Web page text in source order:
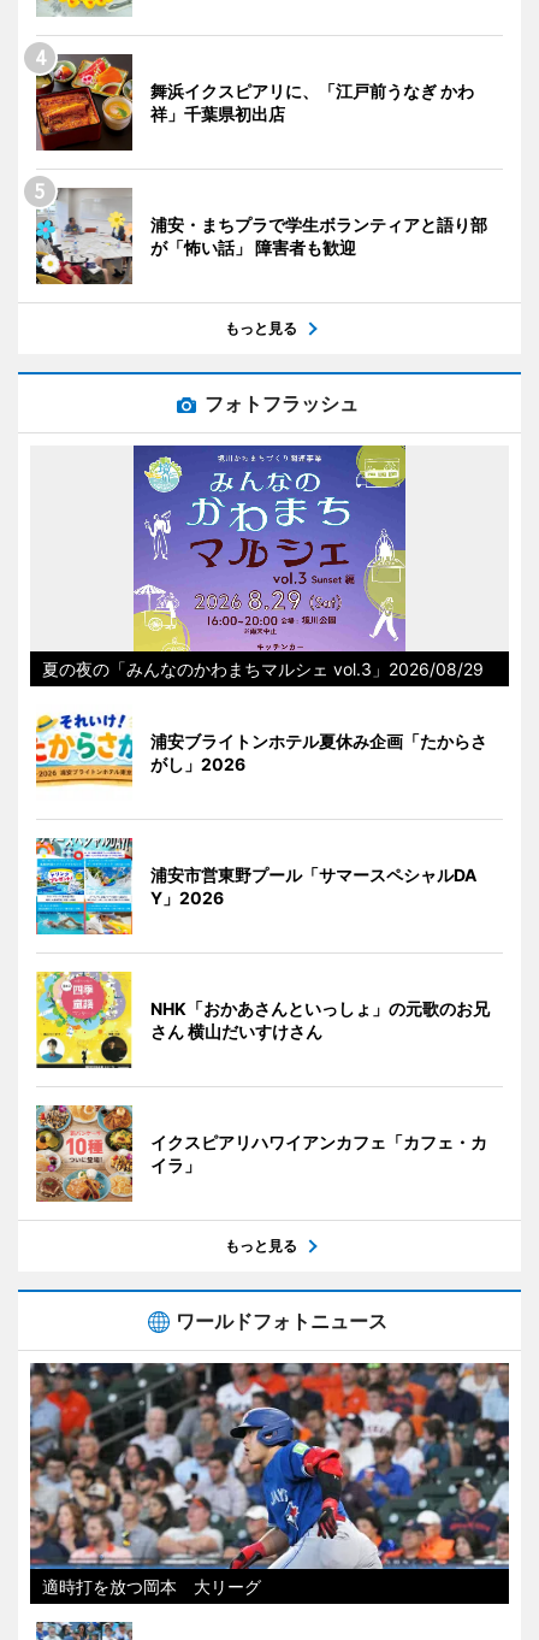
舞浜イクスピアリに、「江戸前うなぎ かわ
祥」千葉県初出店
浦安・まちプラで学生ボランティアと語り部
が「怖い話」 障害者も歓迎
もっと見る
フォトフラッシュ
夏の夜の「みんなのかわまちマルシェ vol.3」2026/08/29
浦安ブライトンホテル夏休み企画「たからさ
がし」2026
浦安市営東野プール「サマースペシャルDA
Y」2026
NHK「おかあさんといっしょ」の元歌のお兄
さん 横山だいすけさん
イクスピアリハワイアンカフェ「カフェ・カ
イラ」
もっと見る
ワールドフォトニュース
適時打を放つ岡本 大リーグ